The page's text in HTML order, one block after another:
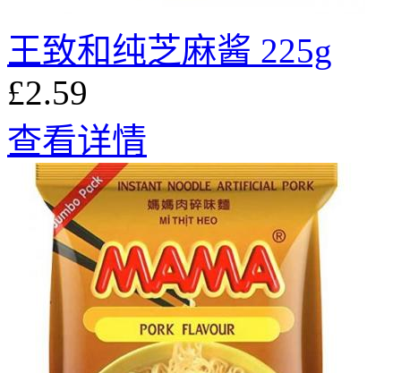
王致和纯芝麻酱 225g
£2.59
查看详情